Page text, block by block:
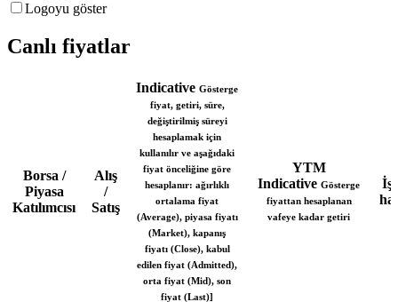
Logoyu göster
Canlı fiyatlar
Borsa /
Piyasa
Katılımcısı
Alış
/
Satış
Indicative Gösterge
fiyat, getiri, süre,
değiştirilmiş süreyi
hesaplamak için
kullanılır ve aşağıdaki
fiyat önceliğine göre
hesaplanır: ağırlıklı
ortalama fiyat
(Average), piyasa fiyatı
(Market), kapanış
fiyatı (Close), kabul
edilen fiyat (Admitted),
orta fiyat (Mid), son
fiyat (Last)]
YTM
Indicative Gösterge
fiyattan hesaplanan
vafeye kadar getiri